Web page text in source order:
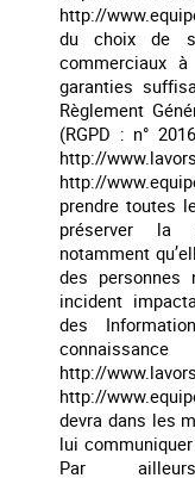
http://
du choix de
commerciaux
garanties
Règlement
(RGPD : n°
http://
http://
prendre toutes
préserver la
notamment
des personnes
incident
des
connaissance
http://
http://
devra dans les
lui
Par ailleurs